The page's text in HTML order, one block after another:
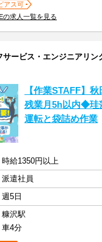
アス可
の求人一覧を見る
サービス・エンジニアリン
【作業STAFF】
残業月5h以内◆珪
運転と袋詰め作業
時給1350円以上
派遣社員
週5日
糠沢駅
車4分